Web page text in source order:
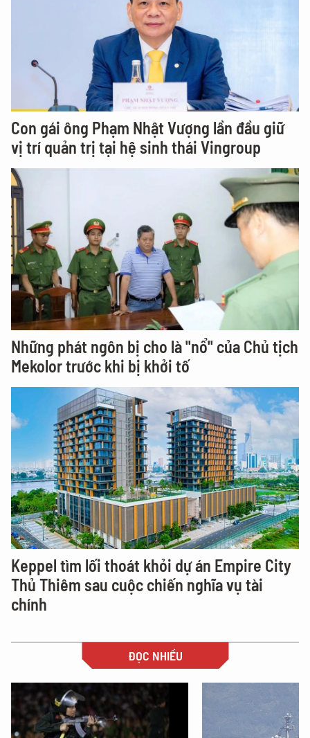
Con gái ông Phạm Nhật Vượng lần đầu giữ
vị trí quản trị tại hệ sinh thái Vingroup
Những phát ngôn bị cho là "nổ" của Chủ tịch
Mekolor trước khi bị khởi tố
Keppel tìm lối thoát khỏi dự án Empire City
Thủ Thiêm sau cuộc chiến nghĩa vụ tài
chính
ĐỌC NHIỀU